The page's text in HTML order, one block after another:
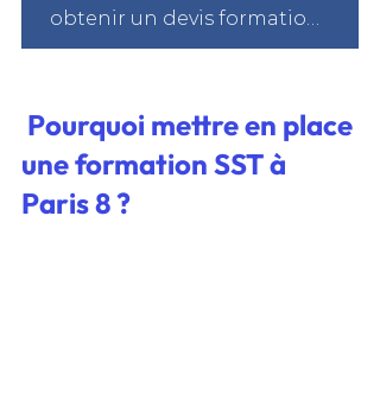
Pourquoi mettre en place
une formation SST à
Paris 8 ?